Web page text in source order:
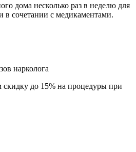
дома несколько раз в неделю для
в сочетании с медикаментами.
нарколога
до 15% на процедуры при